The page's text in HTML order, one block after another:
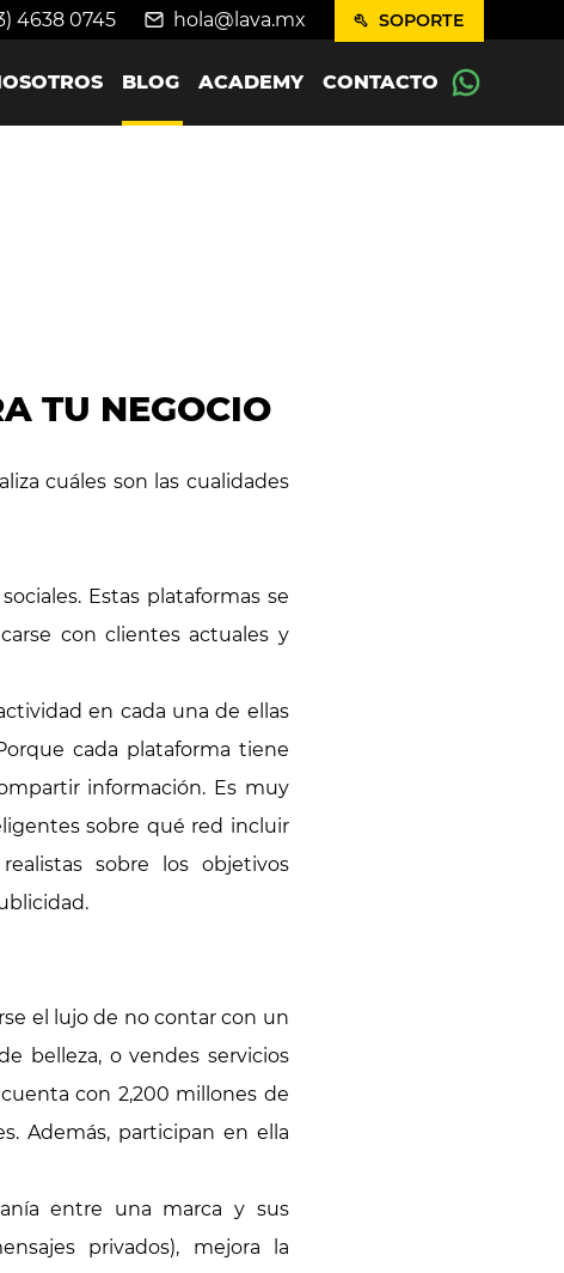
4638 0745 hola@lava.mx SOPORTE
BLOG ACADEMY CONTACTO
TU NEGOCIO
cuáles son las cualidades
Estas plataformas se
con clientes actuales y
en cada una de ellas
cada plataforma tiene
información. Es muy
sobre qué red incluir
sobre los objetivos
el lujo de no contar con un
belleza, o vendes servicios
con 2,200 millones de
Además, participan en ella
entre una marca y sus
privados), mejora la